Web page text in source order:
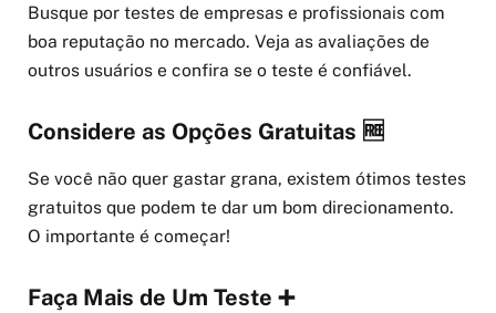
Busque por testes de empresas e profissionais com
boa reputação no mercado. Veja as avaliações de
outros usuários e confira se o teste é confiável.
Considere as Opções Gratuitas 🆓
Se você não quer gastar grana, existem ótimos testes
gratuitos que podem te dar um bom direcionamento.
O importante é começar!
Faça Mais de Um Teste ➕